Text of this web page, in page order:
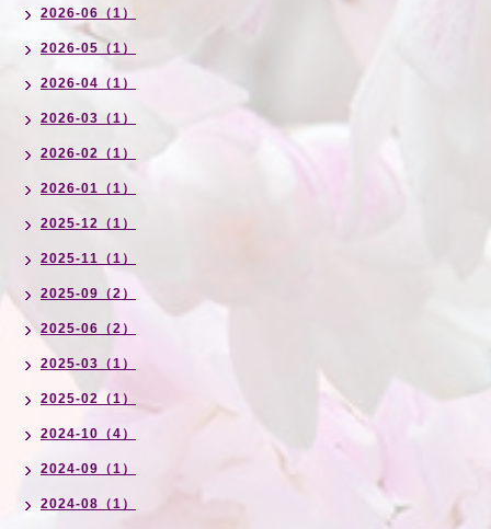
2026-06（1）
2026-05（1）
2026-04（1）
2026-03（1）
2026-02（1）
2026-01（1）
2025-12（1）
2025-11（1）
2025-09（2）
2025-06（2）
2025-03（1）
2025-02（1）
2024-10（4）
2024-09（1）
2024-08（1）